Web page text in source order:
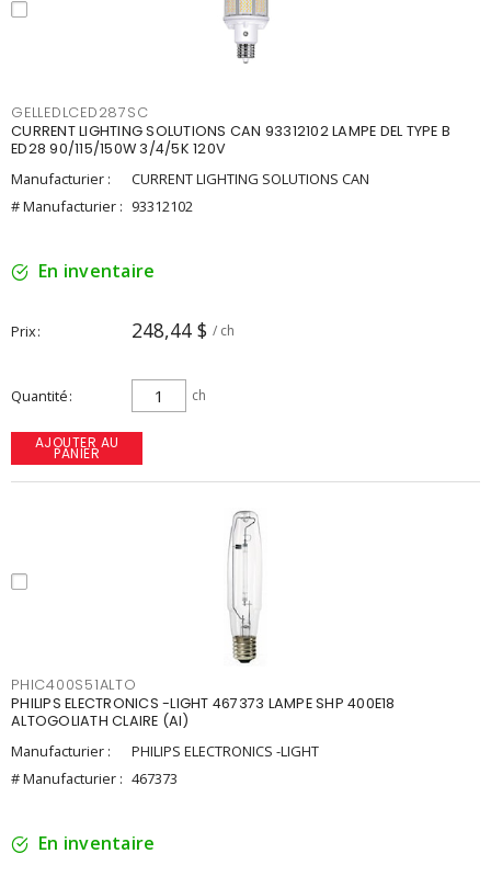
GELLEDLCED287SC
CURRENT LIGHTING SOLUTIONS CAN 93312102 LAMPE DEL TYPE B
ED28 90/115/150W 3/4/5K 120V
Manufacturier :
CURRENT LIGHTING SOLUTIONS CAN
# Manufacturier : 93312102
En inventaire
Prix 248,44 $ / ch
Quantité ch
AJOUTER AU
PANIER
PHIC400S51ALTO
PHILIPS ELECTRONICS -LIGHT 467373 LAMPE SHP 400E18
ALTOGOLIATH CLAIRE (AI)
Manufacturier :
PHILIPS ELECTRONICS -LIGHT
# Manufacturier : 467373
En inventaire